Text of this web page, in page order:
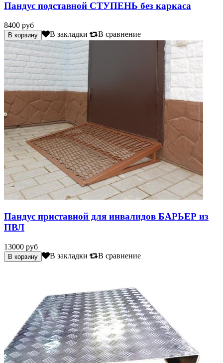
Пандус подставной СТУПЕНЬ без каркаса
8400 руб
В закладки В сравнение
Пандус приставной для инвалидов БАРЬЕР из
ПВЛ
13000 руб
В закладки В сравнение